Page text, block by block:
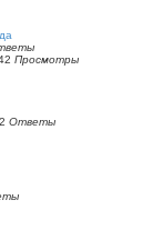
Просмотры
2 Ответы